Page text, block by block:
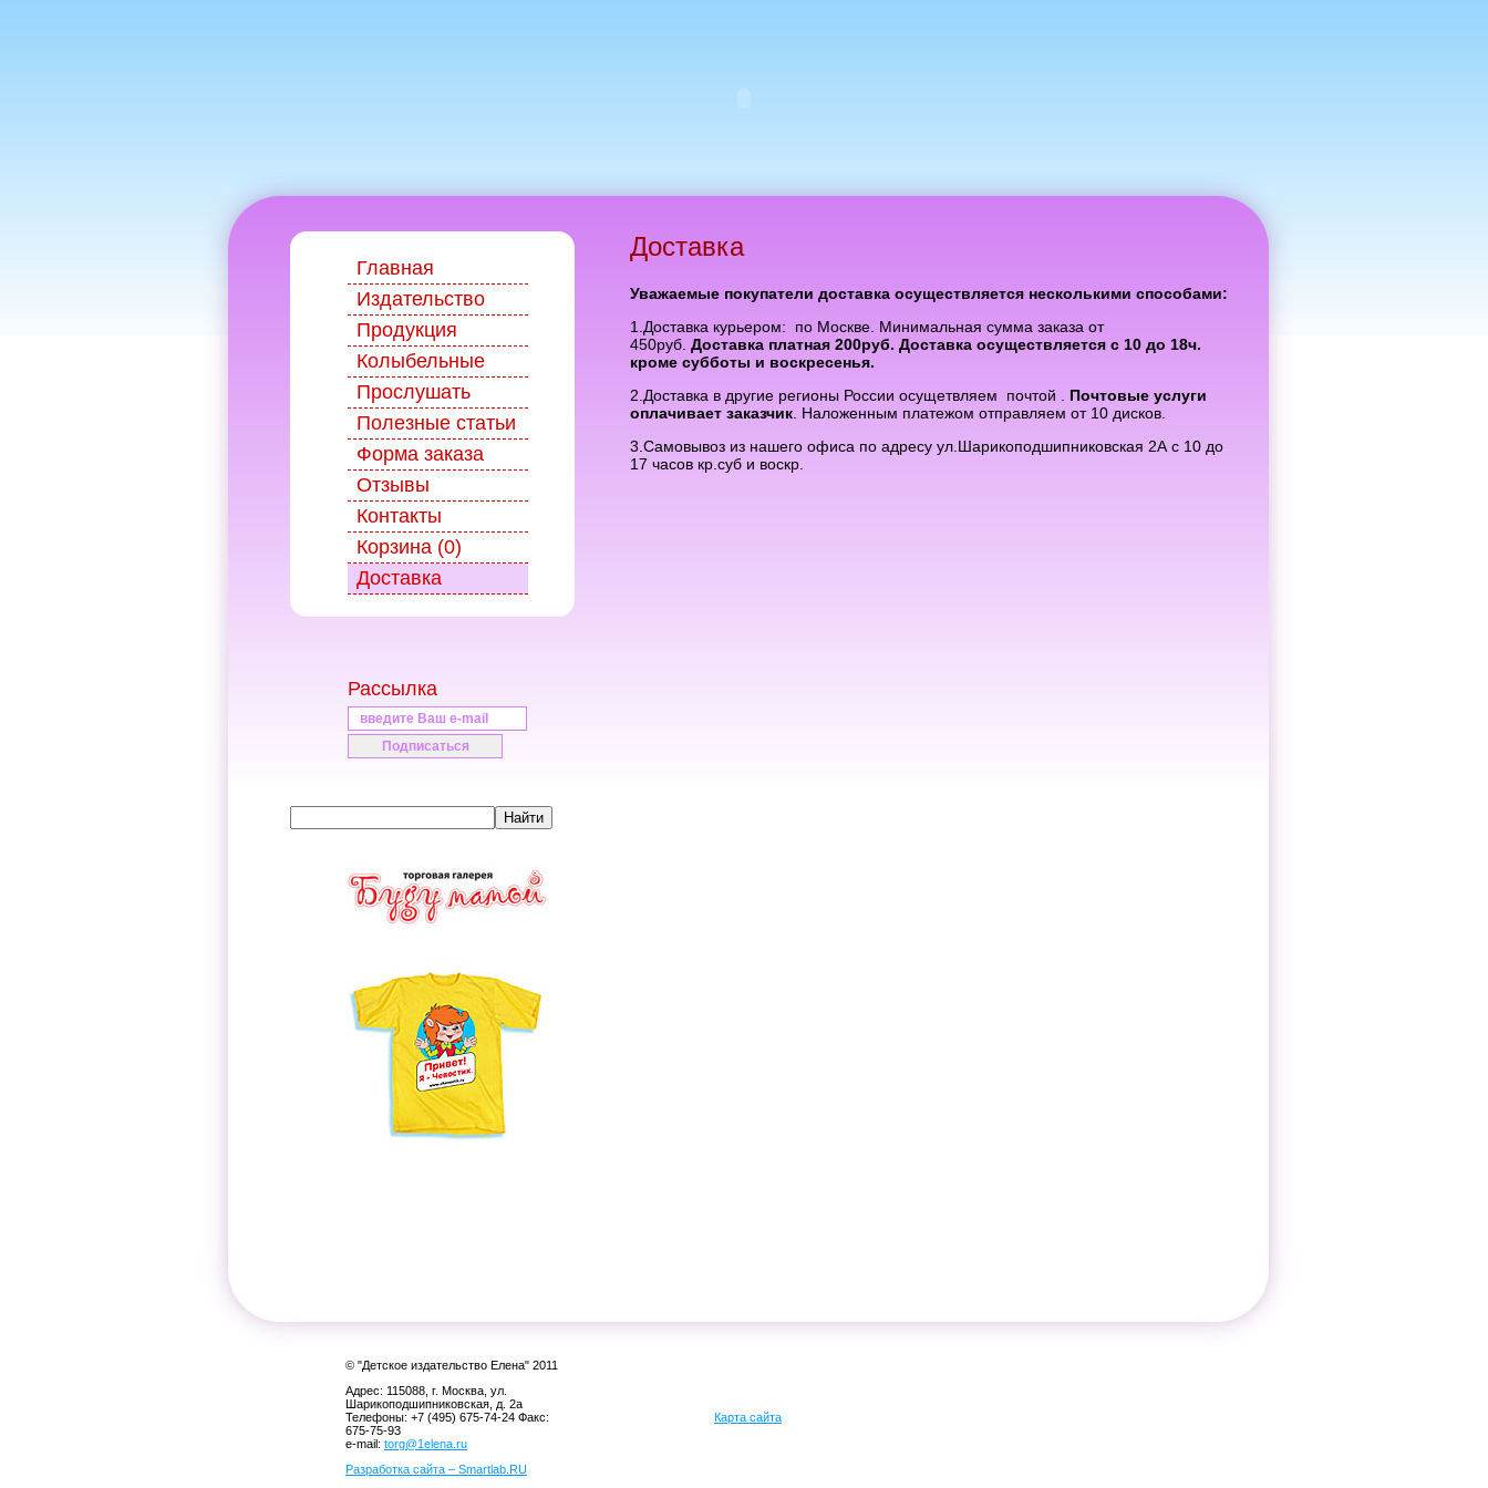
Главная
Издательство
Продукция
Колыбельные
Прослушать
Полезные статьи
Форма заказа
Отзывы
Контакты
Корзина (0)
Доставка
Рассылка
Доставка
Уважаемые покупатели доставка осуществляется несколькими способами:
1.Доставка курьером: по Москве. Минимальная сумма заказа от
450руб. Доставка платная 200руб. Доставка осуществляется с 10 до 18ч.
кроме субботы и воскресенья.
2.Доставка в другие регионы России осущетвляем почтой . Почтовые услуги
оплачивает заказчик . Наложенным платежом отправляем от 10 дисков.
3.Самовывоз из нашего офиса по адресу ул.Шарикоподшипниковская 2А с 10 до
17 часов кр.суб и воскр.
© "Детское издательство Елена" 2011
Адрес: 115088, г. Москва, ул.
Шарикоподшипниковская, д. 2а
Телефоны: +7 (495) 675-74-24 Факс:
675-75-93
e-mail: torg@1elena.ru
Разработка сайта – Smartlab.RU
Карта сайта